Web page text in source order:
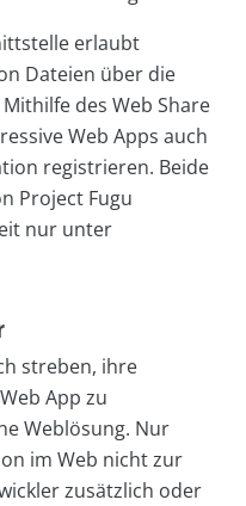
erlaubt
Dateien über die
Mithilfe des Web Share
Web Apps auch
registrieren. Beide
Project Fugu
nur unter
streben, ihre
App zu
Weblösung. Nur
im Web nicht zur
zusätzlich oder